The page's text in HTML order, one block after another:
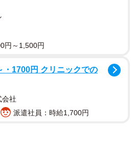
んは犬派だったのだが、まるで
るかのように、階段の踊り場や
円～1,500円
・1700円 クリニックでの
会社
派遣社員：時給1,700円